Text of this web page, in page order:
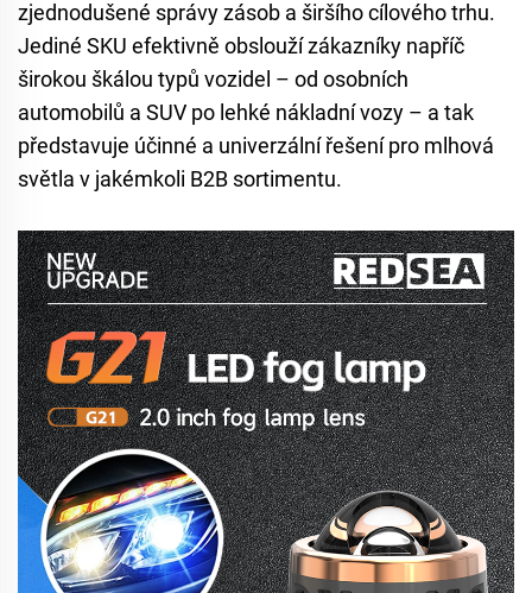
zjednodušené správy zásob a širšího cílového trhu.
Jediné SKU efektivně obslouží zákazníky napříč
širokou škálou typů vozidel – od osobních
automobilů a SUV po lehké nákladní vozy – a tak
představuje účinné a univerzální řešení pro mlhová
světla v jakémkoli B2B sortimentu.